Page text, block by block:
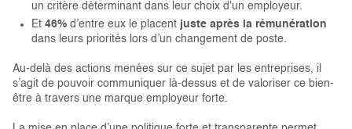
un critère déterminant dans leur choix d'un employeur.
Et 46 % d’entre eux le placent juste après la rémunération
dans leurs priorités lors d’un changement de poste.
Au-delà des actions menées sur ce sujet par les entreprises, il
s’agit de pouvoir communiquer là-dessus et de valoriser ce bien-
être à travers une marque employeur forte.